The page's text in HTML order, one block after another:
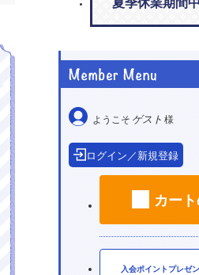
夏季休業期間
ようこそゲスト 様
ログイン／新規登録
カー
入会ポイントプレゼ